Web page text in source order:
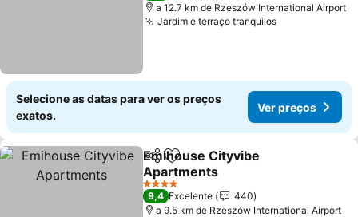
a 12.7 km de Rzeszów International Airport
Jardim e terraço tranquilos
Selecione as datas para ver os preços
exatos.
Ver preços
PartilharAdicionar aos favoritos
Emihouse Cityvibe
Apartments
4 Estrelas
9,4 Excelente
440
a 9.5 km de Rzeszów International Airport